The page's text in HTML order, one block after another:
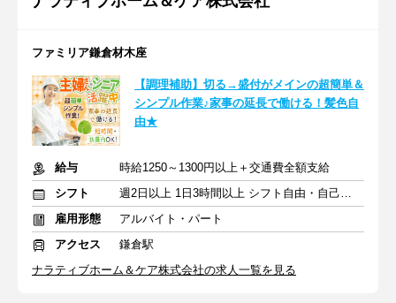
ファミリア鎌倉材木座
【調理補助】切る→盛付がメインの超簡単＆
シンプル作業♪家事の延長で働ける！髪色自
由★
給与
時給1250～1300円以上＋交通費全額支給
シフト
週2日以上 1日3時間以上 シフト自由・自己申告
雇用形態
アルバイト・パート
アクセス
鎌倉駅
ナラティブホーム＆ケア株式会社の求人一覧を見る